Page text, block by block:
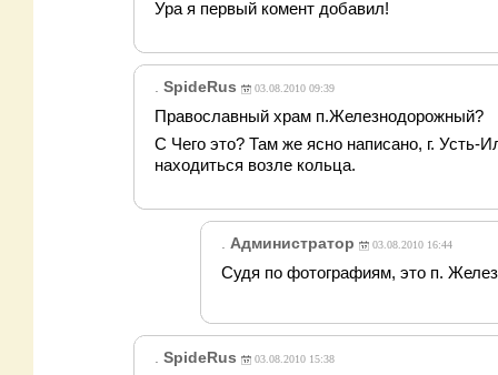
Ура я первый комент добавил!
SpideRus 03.08.2010 09:39
Православный храм п.Железнодорожный?
С Чего это? Там же ясно написано, г.
находиться возле кольца.
Администратор 03.08.2010 16:44
Судя по фотографиям, это п.
SpideRus 03.08.2010 15:38